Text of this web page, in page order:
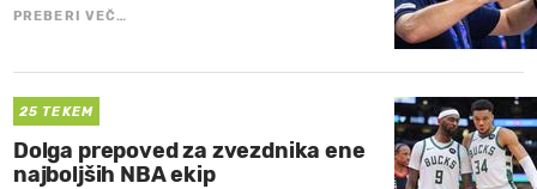
PREBERI VEČ…
25 TEKEM
Dolga prepoved za zvezdnika ene
najboljših NBA ekip